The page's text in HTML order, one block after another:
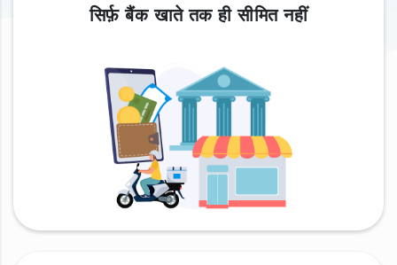
सिर्फ़ बैंक खाते तक ही सीमित नहीं